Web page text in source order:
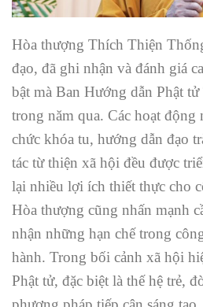
Hòa thượng Thích Thiện
đạo, đã ghi nhận và đánh giá
bật mà Ban Hướng dẫn Phật
trong năm qua. Các hoạt động
chức khóa tu, hướng dẫn đạo
tác từ thiện xã hội đều được
lại nhiều lợi ích thiết thực cho
Hòa thượng cũng nhấn mạnh
nhận những hạn chế trong
hành. Trong bối cảnh xã hội
Phật tử, đặc biệt là thế hệ trẻ,